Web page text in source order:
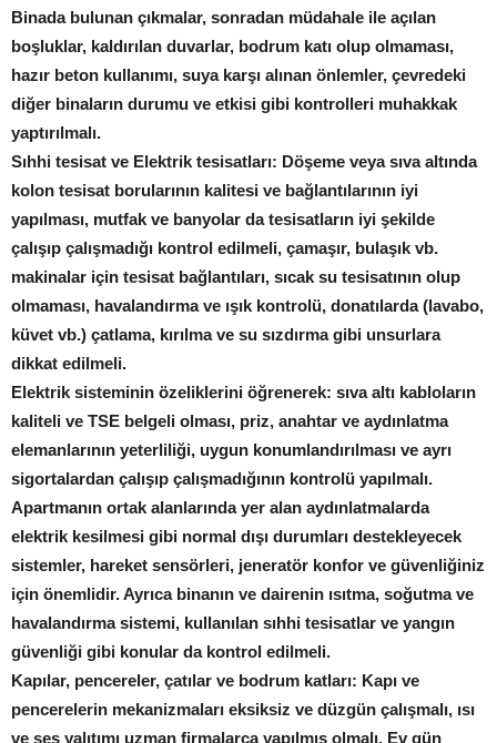
Binada bulunan çıkmalar, sonradan müdahale ile açılan
boşluklar, kaldırılan duvarlar, bodrum katı olup olmaması,
hazır beton kullanımı, suya karşı alınan önlemler, çevredeki
diğer binaların durumu ve etkisi gibi kontrolleri muhakkak
yaptırılmalı.
Sıhhi tesisat ve Elektrik tesisatları: Döşeme veya sıva altında
kolon tesisat borularının kalitesi ve bağlantılarının iyi
yapılması, mutfak ve banyolar da tesisatların iyi şekilde
çalışıp çalışmadığı kontrol edilmeli, çamaşır, bulaşık vb.
makinalar için tesisat bağlantıları, sıcak su tesisatının olup
olmaması, havalandırma ve ışık kontrolü, donatılarda (lavabo,
küvet vb.) çatlama, kırılma ve su sızdırma gibi unsurlara
dikkat edilmeli.
Elektrik sisteminin özeliklerini öğrenerek: sıva altı kabloların
kaliteli ve TSE belgeli olması, priz, anahtar ve aydınlatma
elemanlarının yeterliliği, uygun konumlandırılması ve ayrı
sigortalardan çalışıp çalışmadığının kontrolü yapılmalı.
Apartmanın ortak alanlarında yer alan aydınlatmalarda
elektrik kesilmesi gibi normal dışı durumları destekleyecek
sistemler, hareket sensörleri, jeneratör konfor ve güvenliğiniz
için önemlidir. Ayrıca binanın ve dairenin ısıtma, soğutma ve
havalandırma sistemi, kullanılan sıhhi tesisatlar ve yangın
güvenliği gibi konular da kontrol edilmeli.
Kapılar, pencereler, çatılar ve bodrum katları: Kapı ve
pencerelerin mekanizmaları eksiksiz ve düzgün çalışmalı, ısı
ve ses yalıtımı uzman firmalarca yapılmış olmalı. Ev gün